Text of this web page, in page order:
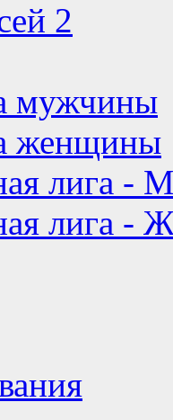
2
мужчины
женщины
лига -
лига -